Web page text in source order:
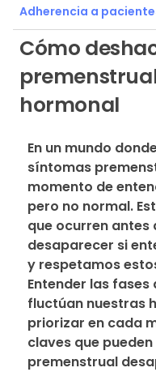
Adherencia a
Cómo
hormonal
En un mundo
síntomas
momento de
pero no normal.
que ocurren antes
desaparecer si
y respetamos
Entender las
fluctúan nuestras
priorizar en cada
claves que
premenstrual